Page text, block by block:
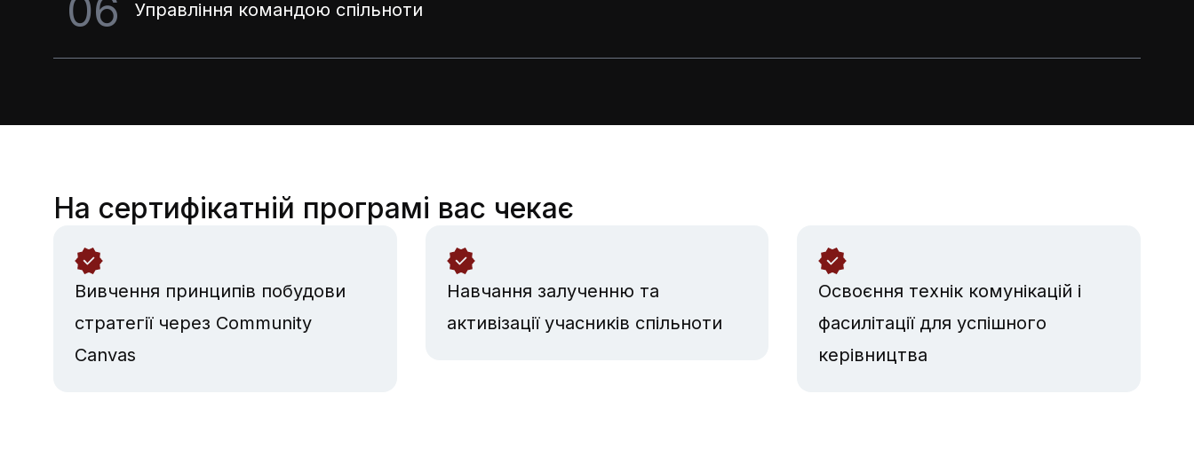
06 Управління командою спільноти
На сертифікатній програмі вас чекає
Вивчення принципів побудови
стратегії через Community
Canvas
Навчання залученню та
активізації учасників спільноти
Освоєння технік комунікацій і
фасилітації для успішного
керівництва